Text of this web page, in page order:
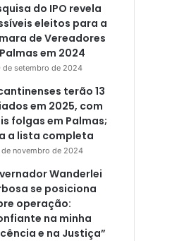
do IPO revela
eleitos para a
de Vereadores
em 2024
de setembro de 2024
terão 13
em 2025, com
folgas em Palmas;
a lista completa
de novembro de 2024
Wanderlei
se posiciona
operação:
na minha
e na Justiça”